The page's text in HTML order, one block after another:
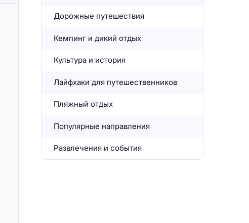
Дорожные путешествия
Кемпинг и дикий отдых
Культура и история
Лайфхаки для путешественников
Пляжный отдых
Популярные направления
Развлечения и события